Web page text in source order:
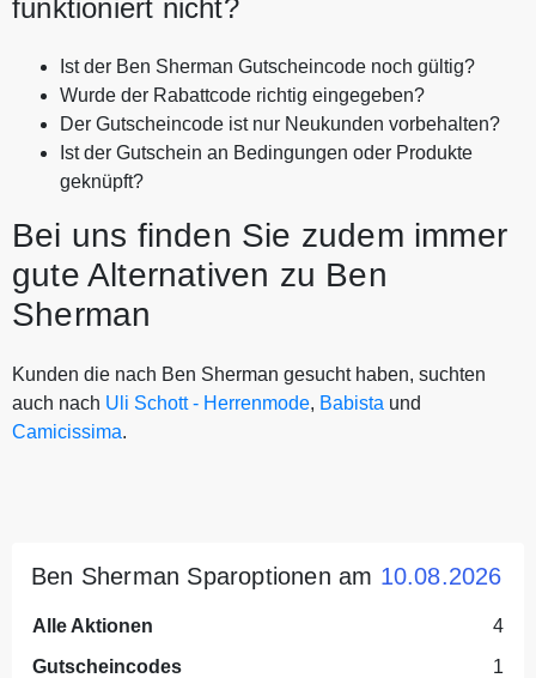
funktioniert nicht?
Ist der Ben Sherman Gutscheincode noch gültig?
Wurde der Rabattcode richtig eingegeben?
Der Gutscheincode ist nur Neukunden vorbehalten?
Ist der Gutschein an Bedingungen oder Produkte
geknüpft?
Bei uns finden Sie zudem immer
gute Alternativen zu Ben
Sherman
Kunden die nach Ben Sherman gesucht haben, suchten
auch nach Uli Schott - Herrenmode, Babista und
Camicissima.
Ben Sherman Sparoptionen am 10.08.2026
Alle Aktionen
4
Gutscheincodes
1